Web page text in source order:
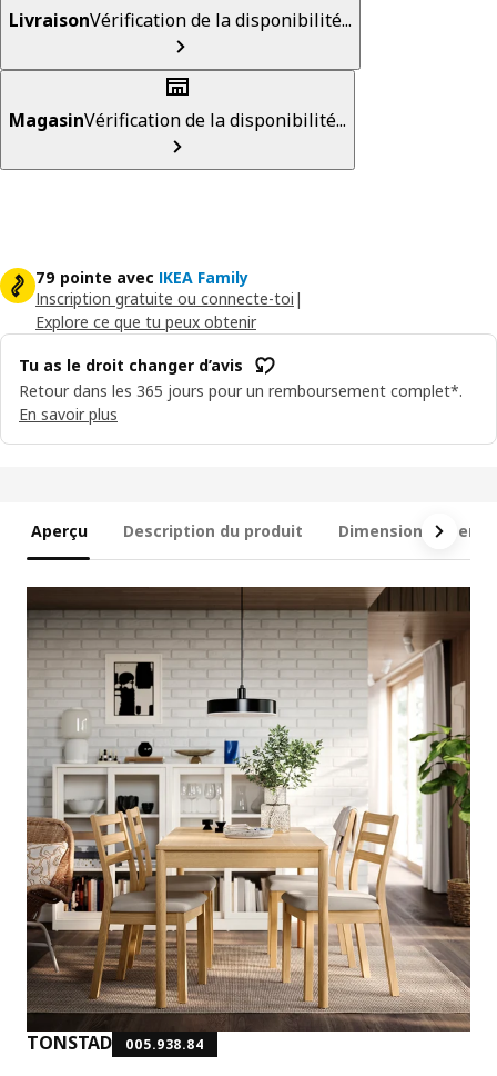
LivraisonVérification de la disponibilité...
MagasinVérification de la disponibilité...
79 pointe avec IKEA Family
Inscription gratuite ou connecte-toi |
Explore ce que tu peux obtenir
Tu as le droit changer d’avis
Retour dans les 365 jours pour un remboursement complet*.
En savoir plus
Aperçu Description du produit Dimensions et
TONSTAD 005.938.84